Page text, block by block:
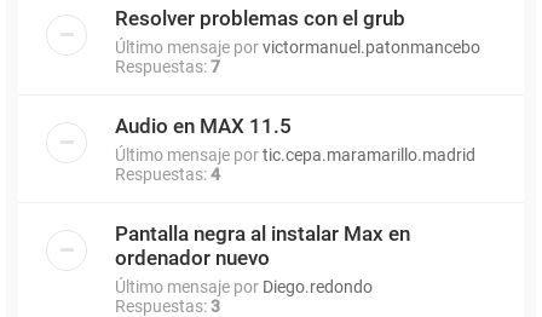
Resolver problemas con el grub
Último mensaje porvictormanuel.patonmancebo
Respuestas:7
Audio en MAX 11.5
Último mensaje portic.cepa.maramarillo.madrid
Respuestas:4
Pantalla negra al instalar Max en
ordenador nuevo
Último mensaje por Diego.redondo
Respuestas:3